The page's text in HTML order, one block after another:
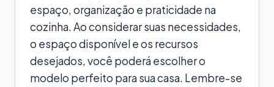
espaço, organização e praticidade na
cozinha. Ao considerar suas necessidades,
o espaço disponível e os recursos
desejados, você poderá escolher o
modelo perfeito para sua casa. Lembre-se